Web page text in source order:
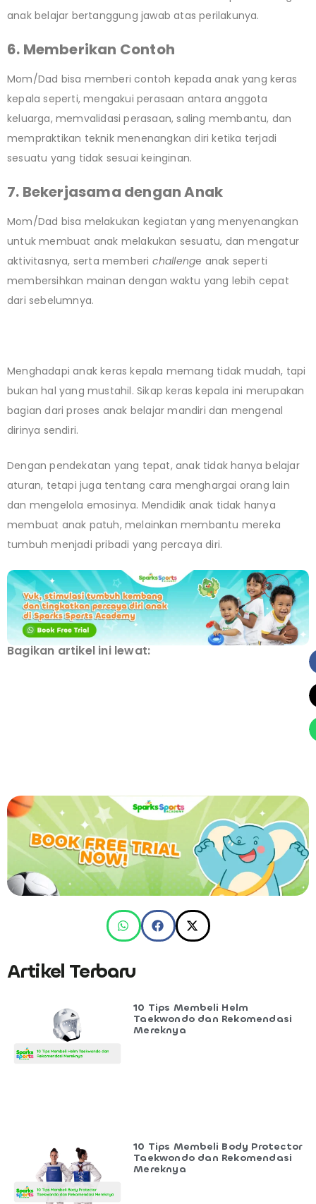
anak belajar bertanggung jawab atas perilakunya.
6. Memberikan Contoh
Mom/Dad bisa memberi contoh kepada anak yang keras
kepala seperti, mengakui perasaan antara anggota
keluarga, memvalidasi perasaan, saling membantu, dan
mempraktikan teknik menenangkan diri ketika terjadi
sesuatu yang tidak sesuai keinginan.
7. Bekerjasama dengan Anak
Mom/Dad bisa melakukan kegiatan yang menyenangkan
untuk membuat anak melakukan sesuatu, dan mengatur
aktivitasnya, serta memberi challenge anak seperti
membersihkan mainan dengan waktu yang lebih cepat
dari sebelumnya.
Menghadapi anak keras kepala memang tidak mudah, tapi
bukan hal yang mustahil. Sikap keras kepala ini merupakan
bagian dari proses anak belajar mandiri dan mengenal
dirinya sendiri.
Dengan pendekatan yang tepat, anak tidak hanya belajar
aturan, tetapi juga tentang cara menghargai orang lain
dan mengelola emosinya. Mendidik anak tidak hanya
membuat anak patuh, melainkan membantu mereka
tumbuh menjadi pribadi yang percaya diri.
Bagikan artikel ini lewat:
Artikel Terbaru
10 Tips Membeli Helm
Taekwondo dan Rekomendasi
Mereknya
10 Tips Membeli Body Protector
Taekwondo dan Rekomendasi
Mereknya